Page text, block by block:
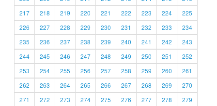
217
218 219 220 221 222 223 224
225
226
227 228 229 230 231 232 233
234
235
236 237 238 239 240 241 242
243
244
245 246 247 248 249 250 251
252
253
254 255 256 257 258 259 260
261
262
263 264 265 266 267 268 269
270
271
272 273 274 275 276 277 278
279